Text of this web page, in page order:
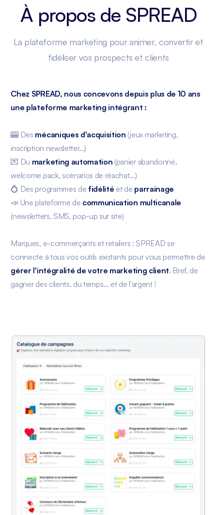
À propos de SPREAD
La plateforme marketing pour animer, convertir et
fidéliser vos prospects et clients
Chez SPREAD, nous concevons depuis plus de 10 ans
une plateforme marketing intégrant :
🎰 Des mécaniques d'acquisition (jeux marketing,
inscription newsletter...)
💌 Du marketing automation (panier abandonné,
welcome pack, scénarios de réachat...)
💍 Des programmes de fidélité et de parrainage
📣 Une plateforme de communication multicanale
(newsletters, SMS, pop-up sur site)
Marques, e-commerçants et retailers : SPREAD se
connecte à tous vos outils existants pour vous permettre de
gérer l'intégralité de votre marketing client. Bref, de
gagner des clients, du temps... et de l'argent !